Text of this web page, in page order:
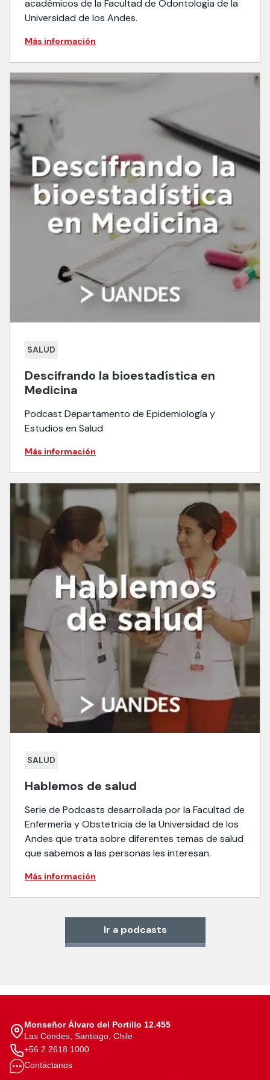
académicos de la Facultad de Odontología de la
Universidad de los Andes.
Más información
SALUD
Descifrando la bioestadística en
Medicina
Podcast Departamento de Epidemiología y
Estudios en Salud
Más información
SALUD
Hablemos de salud
Serie de Podcasts desarrollada por la Facultad de
Enfermería y Obstetricia de la Universidad de los
Andes que trata sobre diferentes temas de salud
que sabemos a las personas les interesan.
Más información
Ir a podcasts
Monseñor Álvaro del Portillo 12.455
Las Condes, Santiago, Chile
+56 2 2618 1000
Contáctanos